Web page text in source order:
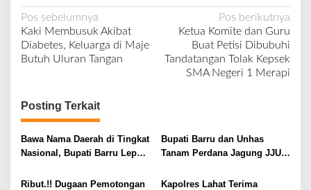
N
a
v
g
a
s
i
p
Pos sebelumnya
Kaki Membusuk Akibat
Diabetes, Keluarga di Maje
Butuh Uluran Tangan
Pos berikutnya
Ketua Komite dan Guru
Buat Petisi Dibubuhi
Tandatangan Tolak Kepsek
SMA Negeri 1 Merapi
Posting Terkait
Bawa Nama Daerah di Tingkat
Nasional, Bupati Barru Lepas
XII
Bupati Barru dan Unhas
Tanam Perdana Jagung JJUH,
dan Kesejahteraan Petani
Ribut.!! Dugaan Pemotongan Kapolres Lahat Terima